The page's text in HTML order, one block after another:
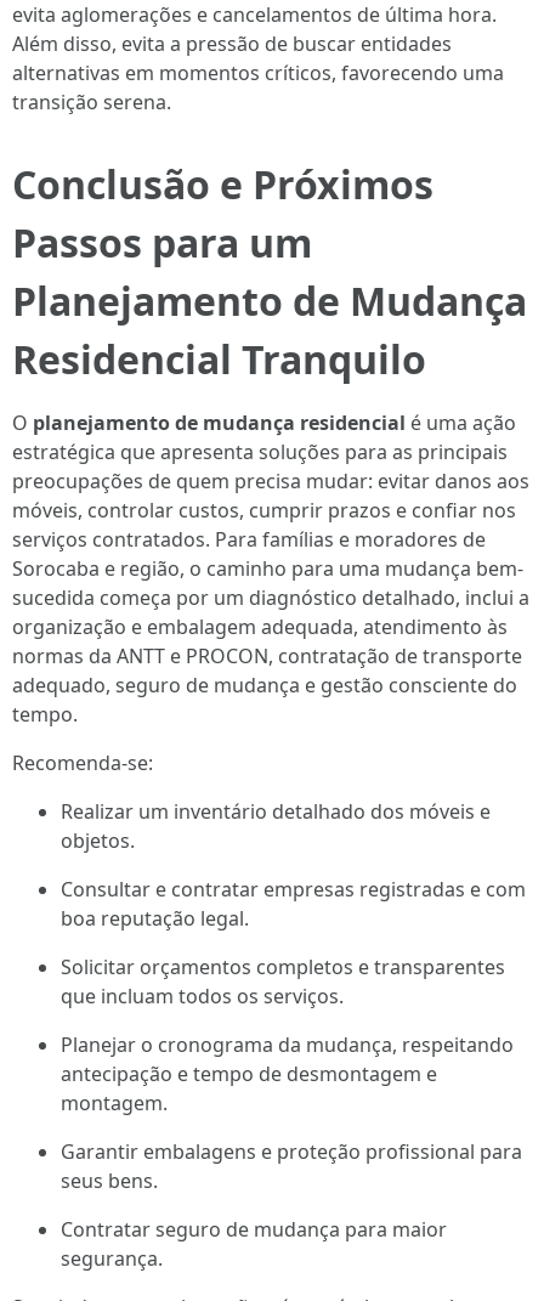
evita aglomerações e cancelamentos de última hora.
Além disso, evita a pressão de buscar entidades
alternativas em momentos críticos, favorecendo uma
transição serena.
Conclusão e Próximos
Passos para um
Planejamento de Mudança
Residencial Tranquilo
O planejamento de mudança residencial é uma ação
estratégica que apresenta soluções para as principais
preocupações de quem precisa mudar: evitar danos aos
móveis, controlar custos, cumprir prazos e confiar nos
serviços contratados. Para famílias e moradores de
Sorocaba e região, o caminho para uma mudança bem-
sucedida começa por um diagnóstico detalhado, inclui a
organização e embalagem adequada, atendimento às
normas da ANTT e PROCON, contratação de transporte
adequado, seguro de mudança e gestão consciente do
tempo.
Recomenda-se:
Realizar um inventário detalhado dos móveis e
objetos.
Consultar e contratar empresas registradas e com
boa reputação legal.
Solicitar orçamentos completos e transparentes
que incluam todos os serviços.
Planejar o cronograma da mudança, respeitando
antecipação e tempo de desmontagem e
montagem.
Garantir embalagens e proteção profissional para
seus bens.
Contratar seguro de mudança para maior
segurança.